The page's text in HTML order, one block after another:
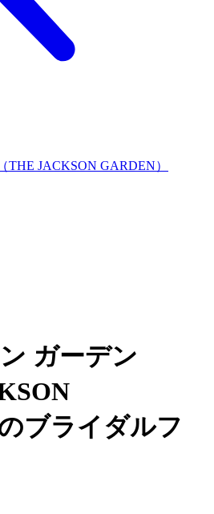
JACKSON GARDEN）
ガーデン
ブライダルフ